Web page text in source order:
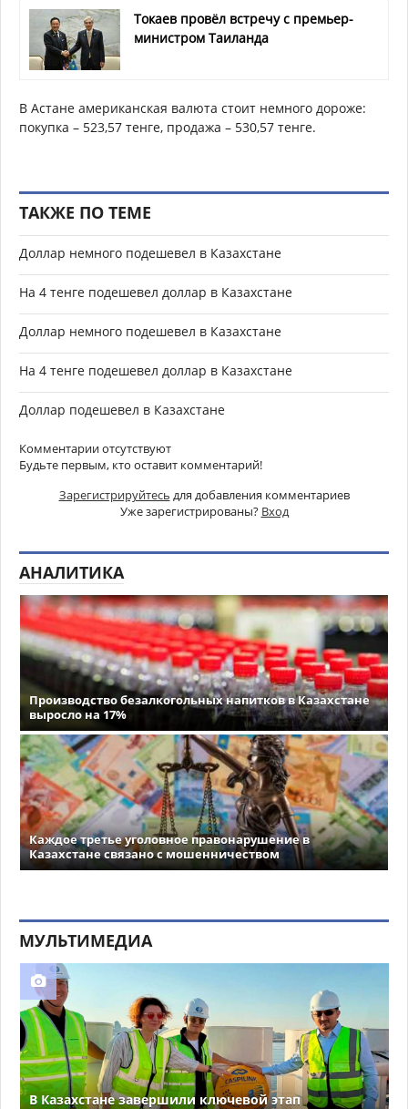
Токаев провёл встречу с премьер-
министром Таиланда
В Астане американская валюта стоит немного дороже:
покупка – 523,57 тенге, продажа – 530,57 тенге.
ТАКЖЕ ПО ТЕМЕ
Доллар немного подешевел в Казахстане
На 4 тенге подешевел доллар в Казахстане
Доллар немного подешевел в Казахстане
На 4 тенге подешевел доллар в Казахстане
Доллар подешевел в Казахстане
Комментарии отсутствуют
Будьте первым, кто оставит комментарий!
Зарегистрируйтесь для добавления комментариев
Уже зарегистрированы? Вход
АНАЛИТИКА
Производство безалкогольных напитков в Казахстане
выросло на 17%
Каждое третье уголовное правонарушение в
Казахстане связано с мошенничеством
МУЛЬТИМЕДИА
В Казахстане завершили ключевой этап